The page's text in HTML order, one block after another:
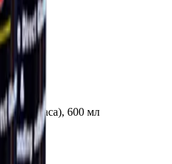
(2 часа), 600 мл